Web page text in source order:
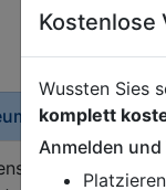
oder
Kostenlose
Wussten Sies
komplett
Anmelden